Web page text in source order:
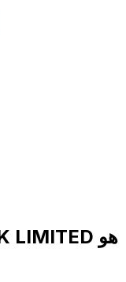
رمز SWIFT لـ ABSA BANK LIMITED هو